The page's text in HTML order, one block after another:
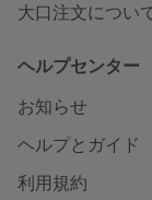
大口注文につい
ヘルプセンター
お知らせ
ヘルプとガイド
利用規約